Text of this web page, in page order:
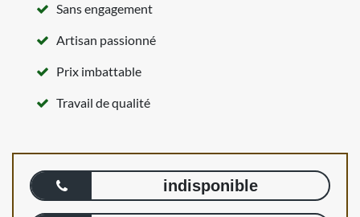
Sans engagement
Artisan passionné
Prix imbattable
Travail de qualité
indisponible